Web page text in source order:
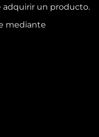
adquirir un producto.
mediante